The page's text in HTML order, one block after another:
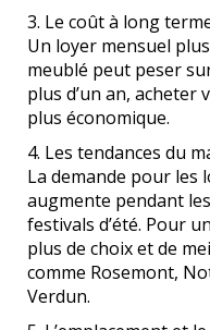
3. Le coût à long
Un loyer mensuel
meublé peut peser
plus d’un an,
plus économique.
4. Les tendances du
La demande pour les
augmente pendant
festivals d’été. Pour
plus de choix et de
comme Rosemont,
Verdun.